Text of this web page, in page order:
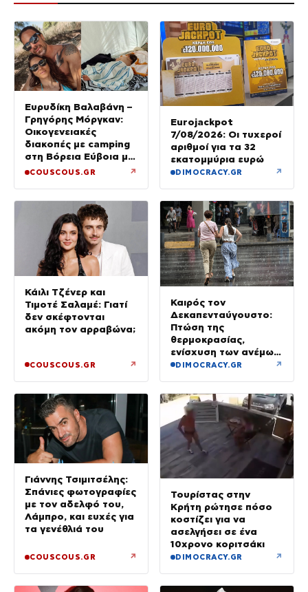
Ευρυδίκη Βαλαβάνη –
Γρηγόρης Μόργκαν:
Οικογενειακές
διακοπές με camping
στη Βόρεια Εύβοια με
τον ενός έτους γιο
COUSCOUS.GR ↗
Eurojackpot
7/08/2026: Οι τυχεροί
αριθμοί για τα 32
εκατομμύρια ευρώ
DIMOCRACY.GR ↗
Κάιλι Τζένερ και
Τιμοτέ Σαλαμέ: Γιατί
δεν σκέφτονται
ακόμη τον αρραβώνα;
COUSCOUS.GR ↗
Καιρός τον
Δεκαπενταύγουστο:
Πτώση της
θερμοκρασίας,
ενίσχυση των ανέμων
και καταιγίδες όπου
DIMOCRACY.GR ↗
Γιάννης Τσιμιτσέλης:
Σπάνιες φωτογραφίες
με τον αδελφό του,
Λάμπρο, και ευχές για
τα γενέθλιά του
COUSCOUS.GR ↗
Τουρίστας στην
Κρήτη ρώτησε πόσο
κοστίζει για να
ασελγήσει σε ένα
10χρονο κοριτσάκι
DIMOCRACY.GR ↗